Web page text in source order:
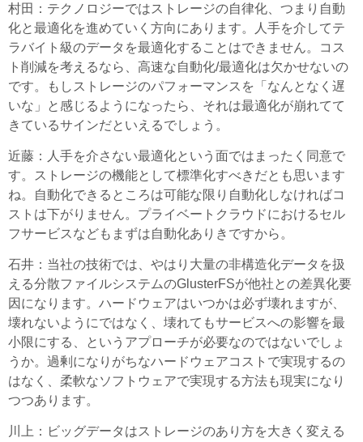
村田 ：テクノロジーではストレージの自律化、つまり自動
化と最適化を進めていく方向にあります。人手を介してテ
ラバイト級のデータを最適化することはできません。コス
ト削減を考えるなら、高速な自動化/最適化は欠かせないの
です。もしストレージのパフォーマンスを「なんとなく遅
いな」と感じるようになったら、それは最適化が崩れてて
きているサインだといえるでしょう。
近藤 ：人手を介さない最適化という面ではまったく同意で
す。ストレージの機能として標準化すべきだとも思います
ね。自動化できるところは可能な限り自動化しなければコ
ストは下がりません。プライベートクラウドにおけるセル
フサービスなどもまずは自動化ありきですから。
石井 ：当社の技術では、やはり大量の非構造化データを扱
える分散ファイルシステムのGlusterFSが他社との差異化要
因になります。ハードウェアはいつかは必ず壊れますが、
壊れないようにではなく、壊れてもサービスへの影響を最
小限にする、というアプローチが必要なのではないでしょ
うか。過剰になりがちなハードウェアコストで実現するの
はなく、柔軟なソフトウェアで実現する方法も現実になり
つつあります。
川上 ：ビッグデータはストレージのあり方を大きく変える